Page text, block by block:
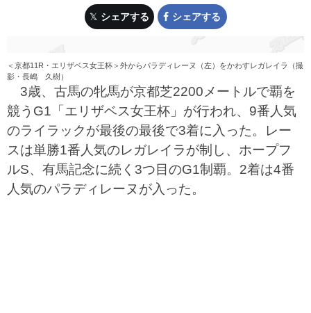
シェアする シェアする
＜京都11R・エリザベス女王杯＞外からパラディレーヌ（左）をかわすレガレイラ（撮
影・長嶋 久樹）
3歳、古馬の牝馬が京都芝2200メートルで覇を
競うG1「エリザベス女王杯」が行われ、9番人気
のライラックが最後の最後で3着に入った。レー
スは単勝1番人気のレガレイラが制し、ホープフ
ルS、有馬記念に続く3つ目のG1制覇。2着は4番
人気のパラディレーヌが入った。